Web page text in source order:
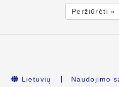
Peržiūrėti »
Lietuvių Naudojimo